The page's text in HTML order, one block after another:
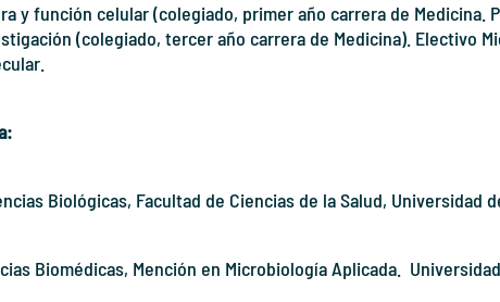
y función celular (colegiado, primer año carrera de Medicina.
(colegiado, tercer año carrera de Medicina). Electivo
Biológicas, Facultad de Ciencias de la Salud, Universidad
Biomédicas, Mención en Microbiología Aplicada.